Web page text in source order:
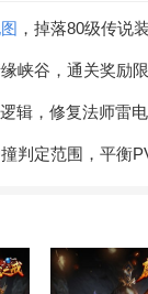
，掉落80级传说
峡谷，通关奖励
辑，修复法师雷
判定范围，平衡